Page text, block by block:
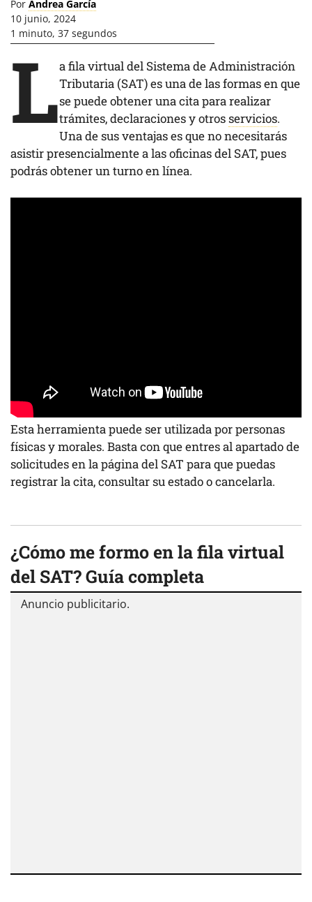
Por Andrea García
10 junio, 2024
1 minuto, 37 segundos
La fila virtual del Sistema de Administración
Tributaria (SAT) es una de las formas en que
se puede obtener una cita para realizar
trámites, declaraciones y otrosservicios.
Una de sus ventajas es que no necesitarás
asistir presencialmente a las oficinas del SAT, pues
podrás obtener un turno en línea.
Esta herramienta puede ser utilizada por personas
físicas y morales. Basta con que entres al apartado de
solicitudes en la página del SAT para que puedas
registrar la cita, consultar su estado o cancelarla.
¿Cómo me formo en la fila virtual
del SAT? Guía completa